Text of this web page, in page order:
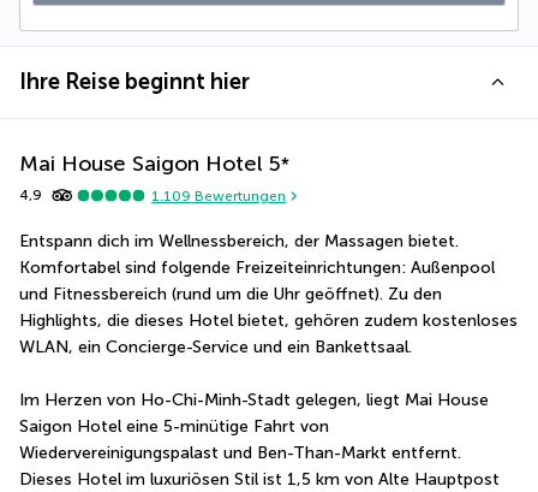
Ihre Reise beginnt hier
Mai House Saigon Hotel 5*
4,9 1.109 Bewertungen
Entspann dich im Wellnessbereich, der Massagen bietet.
Komfortabel sind folgende Freizeiteinrichtungen: Außenpool
und Fitnessbereich (rund um die Uhr geöffnet). Zu den
Highlights, die dieses Hotel bietet, gehören zudem kostenloses
WLAN, ein Concierge-Service und ein Bankettsaal.
Im Herzen von Ho-Chi-Minh-Stadt gelegen, liegt Mai House
Saigon Hotel eine 5-minütige Fahrt von
Wiedervereinigungspalast und Ben-Than-Markt entfernt.
Dieses Hotel im luxuriösen Stil ist 1,5 km von Alte Hauptpost